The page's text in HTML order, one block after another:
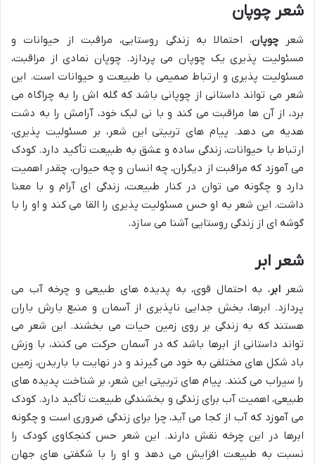
شعر چوپان
شعرچوپان، احتمالا به زندگی روستایی، مراقبت از حیوانات و
مسئولیت پذیری یک چوپان می پردازد. چوپان نمادی از مراقبت،
مسئولیت پذیری و ارتباط صمیمی با طبیعت و حیوانات است. این
شعر می تواند داستانی از چوپانی باشد که گله اش را به چراگاه می
برد، از آن ها مراقبت می کند و با نی لبک خود، آرامش را به دشت
هدیه می دهد. پیام های تربیتی این شعر، بر مسئولیت پذیری،
ارتباط با حیوانات، زندگی ساده و عشق به طبیعت تأکید دارد. کودک
می آموزد که مراقبت از دیگران، چه انسان و چه حیوان، چقدر اهمیت
دارد و چگونه می توان در کنار طبیعت، زندگی ای آرام و با معنا
داشت. این شعر به او حس مسئولیت پذیری را القا می کند و او را با
گوشه ای از زندگی روستایی آشنا می سازد.
شعر ابر
شعرابر، به احتمال قوی، به پدیده های طبیعی و چرخه آب می
پردازد. ابرها، بخش جدایی ناپذیری از آسمان و منبع بارش باران
هستند که به زندگی بر روی زمین حیات می بخشند. این شعر می
تواند داستانی از ابرها باشد که در آسمان حرکت می کنند، با وزش
باد شکل های مختلفی به خود می گیرند و در نهایت با باریدن، زمین
را سیراب می کنند. پیام های تربیتی این شعر، بر شناخت پدیده های
طبیعی، اهمیت آب برای زندگی و بخشندگی طبیعت تأکید دارد. کودک
می آموزد که آب از کجا می آید، چرا برای زندگی ضروری است و چگونه
ابرها در این چرخه نقش دارند. این شعر حس کنجکاوی کودک را
نسبت به طبیعت افزایش می دهد و او را با شگفتی های جهان